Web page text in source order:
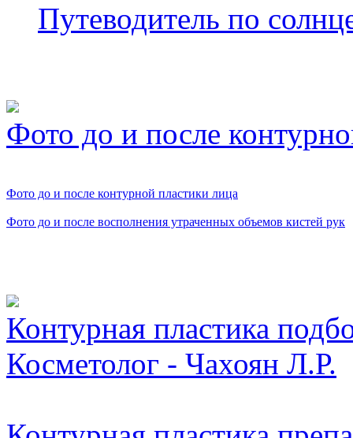
Путеводитель по
Фото до и после
Фото до и после контурной пластики лица
Фото до и после восполнения утраченных объемов кистей рук
Контурная пластика
Косметолог - Чахоян Л.Р.